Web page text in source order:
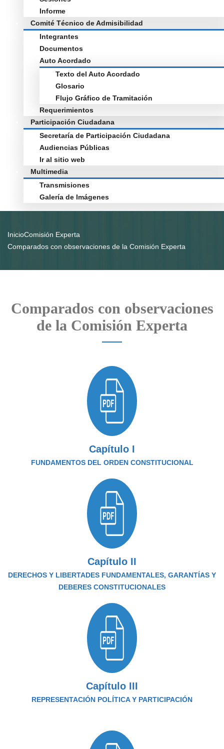
Informe
Comité Técnico de Admisibilidad
Integrantes
Documentos
Auto Acordado
Texto del Auto Acordado
Glosario
Flujo Gráfico de Tramitación
Requerimientos
Participación Ciudadana
Secretaría de Participación Ciudadana
Audiencias Públicas
Ir al sitio web
Multimedia
Transmisiones
Galería de Imágenes
InicioComisión Experta
Comparados con observaciones de la Comisión Experta
Comparados con observaciones
de la Comisión Experta
Capítulo I
FUNDAMENTOS DEL ORDEN CONSTITUCIONAL
Capítulo II
DERECHOS Y LIBERTADES FUNDAMENTALES, GARANTÍAS Y
DEBERES CONSTITUCIONALES
Capítulo III
REPRESENTACIÓN POLÍTICA Y PARTICIPACIÓN